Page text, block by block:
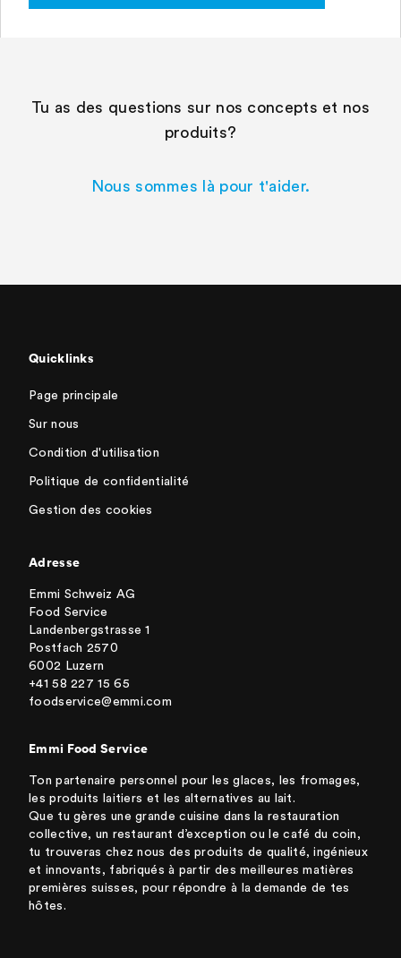
Tu as des questions sur nos concepts et nos
produits?
Nous sommes là pour t'aider.
Quicklinks
Page principale
Sur nous
Condition d'utilisation
Politique de confidentialité
Gestion des cookies
Adresse
Emmi Schweiz AG
Food Service
Landenbergstrasse 1
Postfach 2570
6002 Luzern
+41 58 227 15 65
foodservice@emmi.com
Emmi Food Service
Ton partenaire personnel pour les glaces, les fromages,
les produits laitiers et les alternatives au lait.
Que tu gères une grande cuisine dans la restauration
collective, un restaurant d’exception ou le café du coin,
tu trouveras chez nous des produits de qualité, ingénieux
et innovants, fabriqués à partir des meilleures matières
premières suisses, pour répondre à la demande de tes
hôtes.